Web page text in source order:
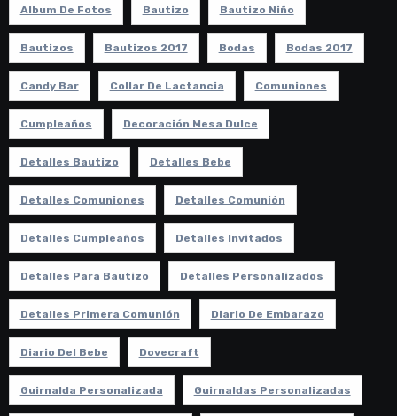
Album De Fotos Bautizo Bautizo Niño
Bautizos Bautizos 2017 Bodas Bodas 2017
Candy Bar Collar De Lactancia Comuniones
Cumpleaños Decoración Mesa Dulce
Detalles Bautizo Detalles Bebe
Detalles Comuniones Detalles Comunión
Detalles Cumpleaños Detalles Invitados
Detalles Para Bautizo Detalles Personalizados
Detalles Primera Comunión Diario De Embarazo
Diario Del Bebe Dovecraft
Guirnalda Personalizada Guirnaldas Personalizadas